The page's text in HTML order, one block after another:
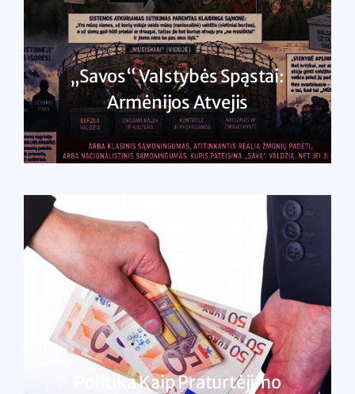
„Savos“ Valstybės Spąstai:
Armėnijos Atvejis
Politika Kaip Praturtėjimo